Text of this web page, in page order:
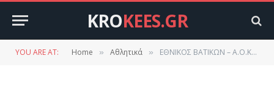
KROKEES.GR
YOU ARE AT: Home » Αθλητικά » ΕΘΝΙΚΟΣ ΒΑΤΙΚΩΝ – Α.Ο.ΚΡΟΚΕΩΝ 1-2